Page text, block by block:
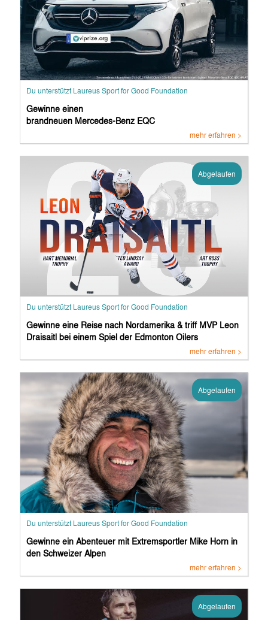
Du unterstützt Laureus Sport for Good Foundation
Gewinne einen
brandneuen Mercedes-Benz EQC
mehr erfahren >
Abgelaufen
Du unterstützt Laureus Sport for Good Foundation
Gewinne eine Reise nach Nordamerika & triff MVP Leon
Draisaitl bei einem Spiel der Edmonton Oilers
mehr erfahren >
Abgelaufen
Du unterstützt Laureus Sport for Good Foundation
Gewinne ein Abenteuer mit Extremsportler Mike Horn in
den Schweizer Alpen
mehr erfahren >
Abgelaufen